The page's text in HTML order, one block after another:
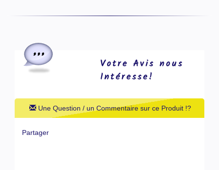
Votre Avis nous
Intéresse!
Une Question / un Commentaire sur ce Produit !?
Partager